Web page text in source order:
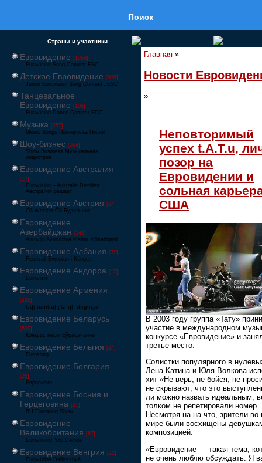
Поиск
Страны и участники
Евровидение [1858]
Eurovision Song Contest ESC
Детское Евровидение [878]
Junior Eurovision Song Contest JESC
Танцевальное
Евровидение [106]
Eurovision Dance Contest EDC
Музыка [257]
Music Songs Поп-музыка Песни
Шоу-бизнес [564]
Show Business Музыкальная
индустрия
Евровидение Австралия
[17]
Eurovision – Australia Decides
Австралия решает
Евровидение Австрия [24]
Ö3-Wecker Ö3 Будильник
Евровидение
Азербайджан [549]
Avrovijn Avroviziya Mahnı Müsabiqəsi
Евровидение Албания [32]
Festivali Evropian i Këngës
Евровидение Андорра [15]
Eurovisió
Евровидение Армения
[228]
Եվրատեսիլ երգի մրցույթ
Евровидение Беларусь
[600]
Конкурс песні Еўрабачанне
Евровидение Бельгия [24]
Eurosong
Евровидение Болгария
[26]
Евровизия
Евровидение Босния и
Герцеговина [21]
BH Eurosong Show
Евровидение
Великобритания [67]
Eurovision: You Decide
Евровидение Венгрия [22]
Eurovíziós Dalfesztivá
Главная »
Новости
»
Неповторимый
успех t.A.T.u,
позор на
Евровидении и
сольная
США
В 2003 году группа «Тату»
участие в международном
конкурсе «Евровидение» и
третье место.
Солистки популярного в
Лена Катина и Юля Волкова
хит «Не верь, не бойся, не
не скрывают, что это
ли можно назвать идеальным,
толком не репетировали номер.
Несмотря на на что, зрители во
мире были восхищены
композицией.
«Евровидение — такая тема,
не очень люблю обсуждать. Я